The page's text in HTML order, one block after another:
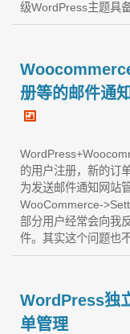
级WordPress主题具
册等的邮件通知
的用户注册，新的订
为发送邮件通知网站
WooCommerce-
部分用户经常会向我
件。其实这个问题也
WordPress独
单管理